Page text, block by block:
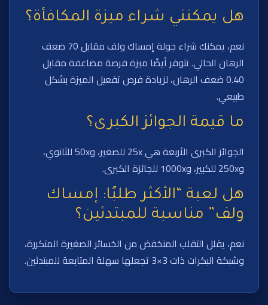
هل يمكنني شراء ميزة المكافأة؟
نعم، يمكنك شراء جولة إمساك ولف مقابل 70 ضعف
الرهان الحالي. تتوفر أيضًا ميزة فرصة مضاعفة مقابل
0.40 ضعف الرهان، لزيادة فرص تفعيل الميزة بشكل
طبيعي.
ما قيمة الجوائز الكبرى؟
الجوائز الكبرى الأربعة هي 25x للصغير، و50x للثانوي،
و250x للكبير، و1000x للجائزة الكبرى.
هل لعبة “الأكثر طلبًا: إمساك
ولف” مناسبة للمبتدئين؟
نعم، يقلل التقلب المنخفض من الخسائر الصغيرة المتكررة،
وشبكة البكرات ذات 3×3 تجعلها سهلة المتابعة للمبتدئين.